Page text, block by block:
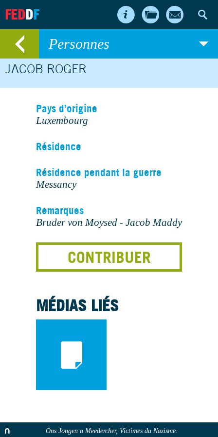
FEDDF
Personnes
JACOB ROGER
Pays d’origine
Luxembourg
Résidence
Résidence pendant la guerre
Messancy
Remarques
Bruder von Moysed - Jacob Maddy
CONTRIBUER
MÉDIAS LIÉS
Ons Jongen a Meedercher, Victimes du Nazisme.